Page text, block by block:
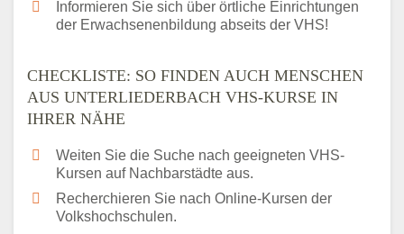
Informieren Sie sich über örtliche Einrichtungen
der Erwachsenenbildung abseits der VHS!
CHECKLISTE: SO FINDEN AUCH MENSCHEN
AUS UNTERLIEDERBACH VHS-KURSE IN
IHRER NÄHE
Weiten Sie die Suche nach geeigneten VHS-
Kursen auf Nachbarstädte aus.
Recherchieren Sie nach Online-Kursen der
Volkshochschulen.